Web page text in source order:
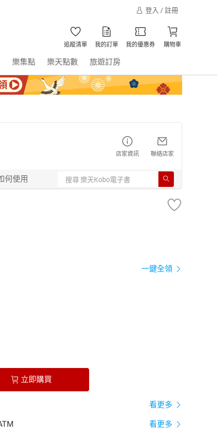
登入 / 註冊
追蹤清單 我的訂單 我的優惠券 購物車
樂集點 樂天點數 旅遊訂房
店家資訊 聯絡店家
何使用
一鍵全領
立即購買
看更多
看更多